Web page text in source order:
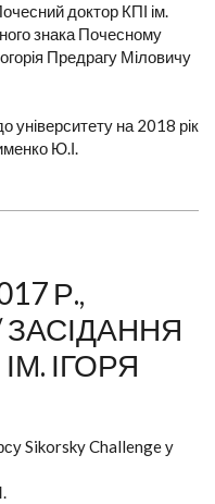
доктор КПІ ім.
знака Почесному
Предрагу Міловичу
університету на 2018 рік
Ю.І.
Р.,
ІГОРЯ
Sikorsky Challenge у